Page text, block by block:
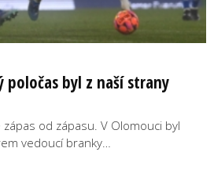
poločas byl z naší strany
od zápasu. V Olomouci byl
vedoucí branky…